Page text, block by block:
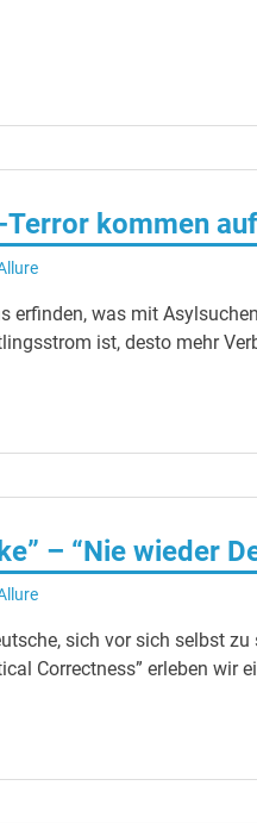
kommen
erfinden, was mit
ist, desto mehr
– “Nie wieder
sich vor sich selbst
Correctness” erleben wir